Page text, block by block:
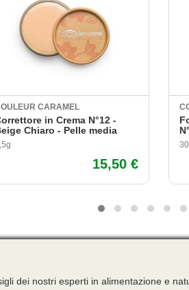
CARAMEL
in Crema N°12 -
Chiaro - Pelle media
15,50 €
dei nostri esperti in alimentazione e